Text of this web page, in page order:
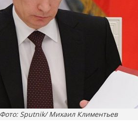
Фото: Sputnik/ Михаил Климентьев